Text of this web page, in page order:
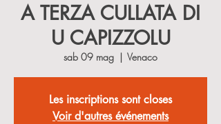
A TERZA CULLATA DI
U CAPIZZOLU
sab 09 mag
  |
Venaco
Les inscriptions sont closes
Voir d'autres événements